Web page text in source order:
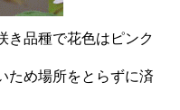
き品種で花色はピンク
ため場所をとらずに済